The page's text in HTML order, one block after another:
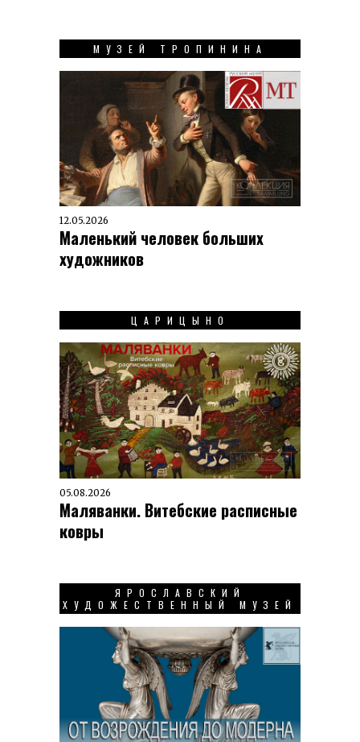
МУЗЕЙ ТРОПИНИНА
12.05.2026
Маленький человек больших
художников
ЦАРИЦЫНО
05.08.2026
Маляванки. Витебские расписные
ковры
ЯРОСЛАВСКИЙ
ХУДОЖЕСТВЕННЫЙ МУЗЕЙ